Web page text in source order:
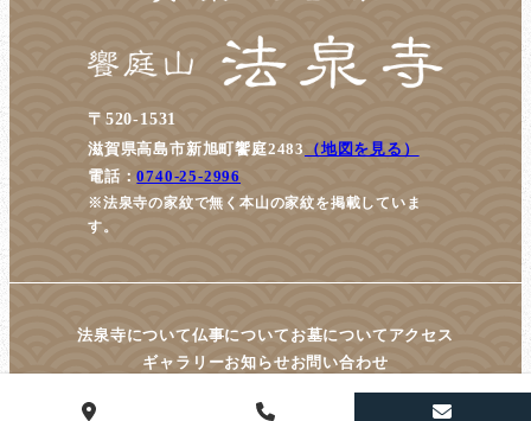
〒520-1531
滋賀県高島市新旭町饗庭2483
（地図を見る）
電話：0740-25-2996
※法泉寺の家紋で無く本山の家紋を掲載していま
す。
法泉寺について仏事について お墓について アクセス
ギャラリーお知らせお問い合わせ